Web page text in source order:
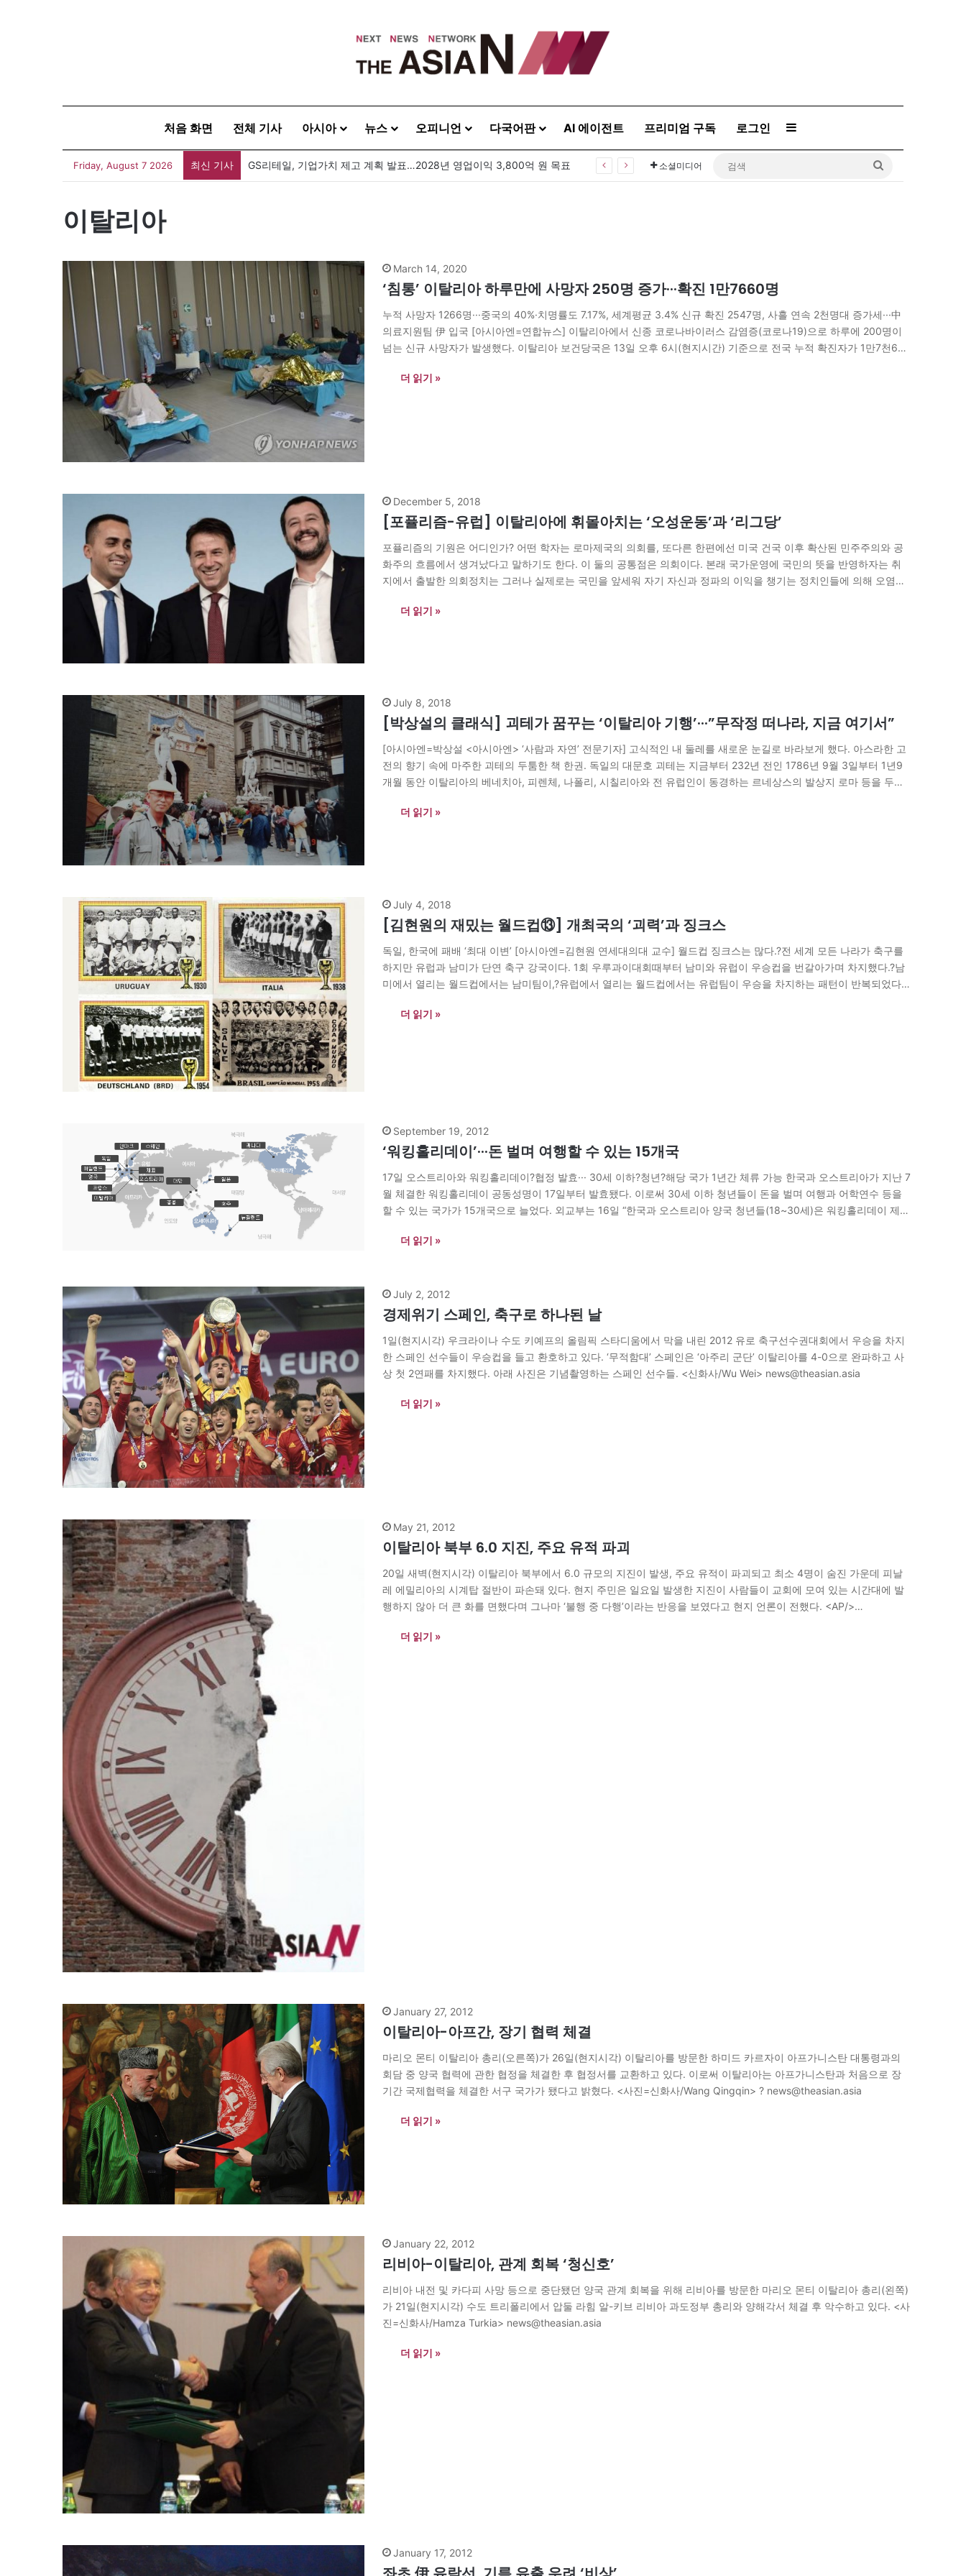
처음 화면 전체 기사 아시아 뉴스 오피니언 다국어판 AI 에이전트 프리미엄 구독 로그인 Sidebar
Friday, August 7 2026 최신 기사 소셜미디어
이탈리아
March 14, 2020
‘침통’ 이탈리아 하루만에 사망자 250명 증가···확진 1만7660명
누적 사망자 1266명···중국의 40%·치명률도 7.17%, 세계평균 3.4% 신규 확진 2547명, 사흘 연속 2천명대 증가세···中
의료지원팀 伊 입국 [아시아엔=연합뉴스] 이탈리아에서 신종 코로나바이러스 감염증(코로나19)으로 하루에 200명이
넘는 신규 사망자가 발생했다. 이탈리아 보건당국은 13일 오후 6시(현지시간) 기준으로 전국 누적 확진자가 1만7천660
더 읽기 »
December 5, 2018
[포퓰리즘-유럽] 이탈리아에 휘몰아치는 ‘오성운동’과 ‘리그당’
포퓰리즘의 기원은 어디인가? 어떤 학자는 로마제국의 의회를, 또다른 한편에선 미국 건국 이후 확산된 민주주의와 공
화주의 흐름에서 생겨났다고 말하기도 한다. 이 둘의 공통점은 의회이다. 본래 국가운영에 국민의 뜻을 반영하자는 취
지에서 출발한 의회정치는 그러나 실제로는 국민을 앞세워 자기 자신과 정파의 이익을 챙기는 정치인들에 의해 오염되
더 읽기 »
July 8, 2018
[박상설의 클래식] 괴테가 꿈꾸는 ‘이탈리아 기행’···”무작정 떠나라, 지금 여기서”
[아시아엔=박상설 <아시아엔> ‘사람과 자연’ 전문기자] 고식적인 내 둘레를 새로운 눈길로 바라보게 했다. 아스라한 고
전의 향기 속에 마주한 괴테의 두툼한 책 한권. 독일의 대문호 괴테는 지금부터 232년 전인 1786년 9월 3일부터 1년9
개월 동안 이탈리아의 베네치아, 피렌체, 나폴리, 시칠리아와 전 유럽인이 동경하는 르네상스의 발상지 로마 등을 두루
더 읽기 »
July 4, 2018
[김현원의 재밌는 월드컵⑬] 개최국의 ‘괴력’과 징크스
독일, 한국에 패배 ‘최대 이변’ [아시아엔=김현원 연세대의대 교수] 월드컵 징크스는 많다.?전 세계 모든 나라가 축구를
하지만 유럽과 남미가 단연 축구 강국이다. 1회 우루과이대회때부터 남미와 유럽이 우승컵을 번갈아가며 차지했다.?남
미에서 열리는 월드컵에서는 남미팀이,?유럽에서 열리는 월드컵에서는 유럽팀이 우승을 차지하는 패턴이 반복되었다.
럽과…더 읽기 »
September 19, 2012
‘워킹홀리데이’···돈 벌며 여행할 수 있는 15개국
17일 오스트리아와 워킹홀리데이?협정 발효··· 30세 이하?청년?해당 국가 1년간 체류 가능 한국과 오스트리아가 지난 7
월 체결한 워킹홀리데이 공동성명이 17일부터 발효됐다. 이로써 30세 이하 청년들이 돈을 벌며 여행과 어학연수 등을
할 수 있는 국가가 15개국으로 늘었다. 외교부는 16일 “한국과 오스트리아 양국 청년들(18~30세)은 워킹홀리데이 제도
더 읽기 »
July 2, 2012
경제위기 스페인, 축구로 하나된 날
1일(현지시각) 우크라이나 수도 키예프의 올림픽 스타디움에서 막을 내린 2012 유로 축구선수권대회에서 우승을 차지
한 스페인 선수들이 우승컵을 들고 환호하고 있다. ‘무적함대’ 스페인은 ‘아주리 군단’ 이탈리아를 4-0으로 완파하고 사
상 첫 2연패를 차지했다. 아래 사진은 기념촬영하는 스페인 선수들. <신화사/Wu Wei> news@theasian.asia
더 읽기 »
May 21, 2012
이탈리아 북부 6.0 지진, 주요 유적 파괴
20일 새벽(현지시각) 이탈리아 북부에서 6.0 규모의 지진이 발생, 주요 유적이 파괴되고 최소 4명이 숨진 가운데 피날
레 에밀리아의 시계탑 절반이 파손돼 있다. 현지 주민은 일요일 발생한 지진이 사람들이 교회에 모여 있는 시간대에 발
행하지 않아 더 큰 화를 면했다며 그나마 ‘불행 중 다행’이라는 반응을 보였다고 현지 언론이 전했다. <AP/>
더 읽기 »
January 27, 2012
이탈리아-아프간, 장기 협력 체결
마리오 몬티 이탈리아 총리(오른쪽)가 26일(현지시각) 이탈리아를 방문한 하미드 카르자이 아프가니스탄 대통령과의
회담 중 양국 협력에 관한 협정을 체결한 후 협정서를 교환하고 있다. 이로써 이탈리아는 아프가니스탄과 처음으로 장
기간 국제협력을 체결한 서구 국가가 됐다고 밝혔다. <사진=신화사/Wang Qingqin> ? news@theasian.asia
더 읽기 »
January 22, 2012
리비아-이탈리아, 관계 회복 ‘청신호’
리비아 내전 및 카다피 사망 등으로 중단됐던 양국 관계 회복을 위해 리비아를 방문한 마리오 몬티 이탈리아 총리(왼쪽)
가 21일(현지시각) 수도 트리폴리에서 압둘 라힘 알-키브 리비아 과도정부 총리와 양해각서 체결 후 악수하고 있다. <사
진=신화사/Hamza Turkia> news@theasian.asia
더 읽기 »
January 17, 2012